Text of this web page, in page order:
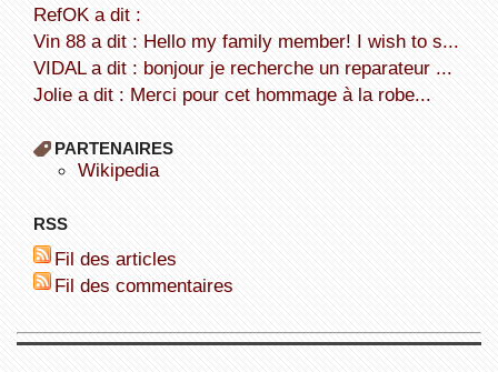
refOK a dit :
Vin 88 a dit : Hello my family member! I wish to s...
VIDAL a dit : bonjour je recherche un reparateur ...
Jolie a dit : Merci pour cet hommage à la robe...
PARTENAIRES
wikipedia
RSS
Fil des articles
Fil des commentaires